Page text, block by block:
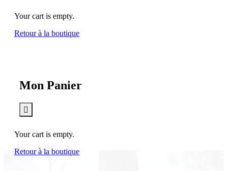
Your cart is empty.
Retour à la boutique
Mon Panier

Your cart is empty.
Retour à la boutique